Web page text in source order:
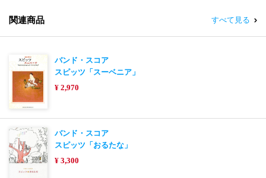
関連商品 すべて見る
バンド・スコア
スピッツ「スーベニア」
¥ 2,970
バンド・スコア
スピッツ「おるたな」
¥ 3,300